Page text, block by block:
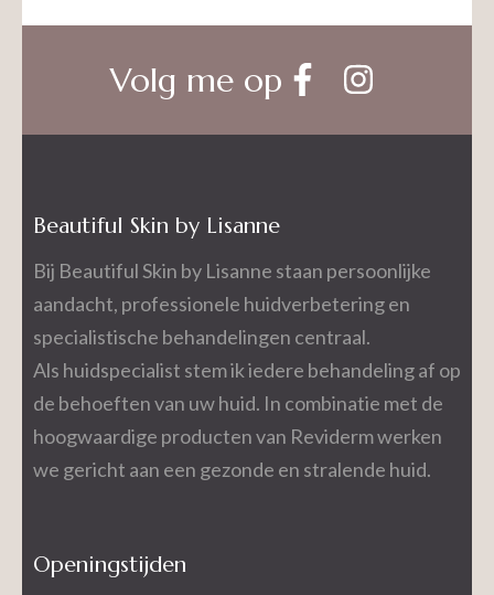
Volg me op
Beautiful Skin by Lisanne
Bij Beautiful Skin by Lisanne staan persoonlijke
aandacht, professionele huidverbetering en
specialistische behandelingen centraal.
Als huidspecialist stem ik iedere behandeling af op
de behoeften van uw huid. In combinatie met de
hoogwaardige producten van Reviderm werken
we gericht aan een gezonde en stralende huid.
Openingstijden